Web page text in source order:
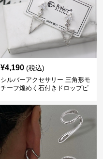
¥4,190 (税込)
シルバーアクセサリー 三角形モ
チーフ煌めく石付きドロップピ